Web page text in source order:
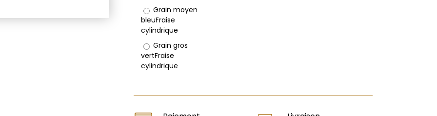
Grain moyen
bleuFraise
cylindrique
Grain gros
vertFraise
cylindrique